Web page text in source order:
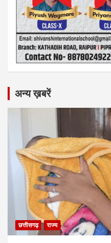
अन्य ख़बरें
छत्तीसगढ़ राज्य